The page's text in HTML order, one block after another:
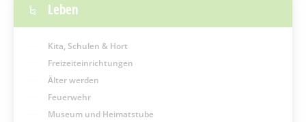
Leben
Kita, Schulen & Hort
Freizeiteinrichtungen
Älter werden
Feuerwehr
Museum und Heimatstube